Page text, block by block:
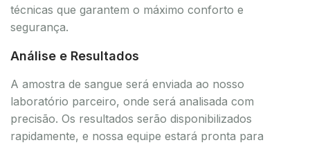
técnicas que garantem o máximo conforto e
segurança.
Análise e Resultados
A amostra de sangue será enviada ao nosso
laboratório parceiro, onde será analisada com
precisão. Os resultados serão disponibilizados
rapidamente, e nossa equipe estará pronta para